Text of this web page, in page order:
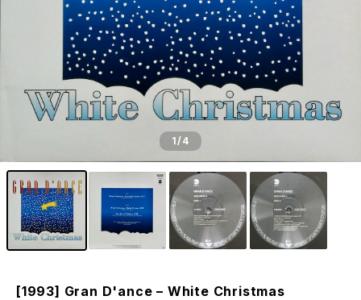
1/4
[1993] Gran D'ance – White Christmas